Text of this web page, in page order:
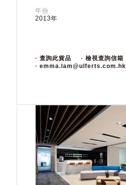
年份
2013年
· 查詢此貨品
· 檢視查詢信箱
· emma.lam@ulferts.com.hk